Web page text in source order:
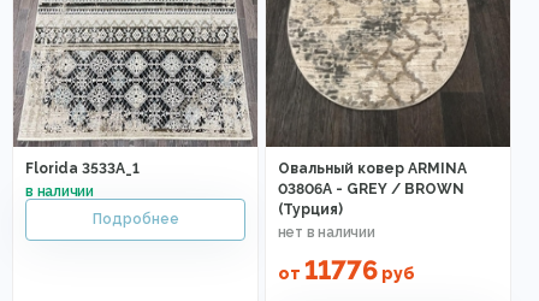
Florida 3533A_1
Овальный ковер ARMINA
03806A - GREY / BROWN
(Турция)
от 11776руб